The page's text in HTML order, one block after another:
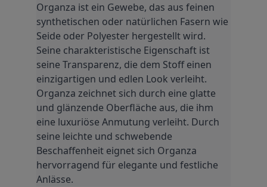
Organza ist ein Gewebe, das aus feinen
synthetischen oder natürlichen Fasern wie
Seide oder Polyester hergestellt wird.
Seine charakteristische Eigenschaft ist
seine Transparenz, die dem Stoff einen
einzigartigen und edlen Look verleiht.
Organza zeichnet sich durch eine glatte
und glänzende Oberfläche aus, die ihm
eine luxuriöse Anmutung verleiht. Durch
seine leichte und schwebende
Beschaffenheit eignet sich Organza
hervorragend für elegante und festliche
Anlässe.